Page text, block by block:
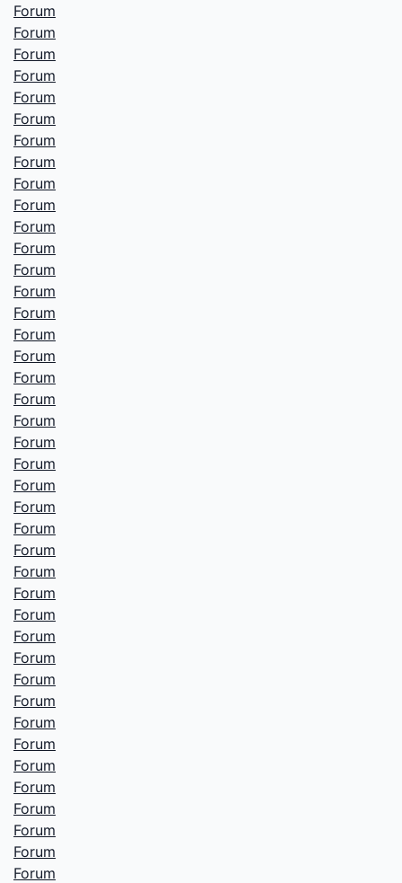
Forum
Forum
Forum
Forum
Forum
Forum
Forum
Forum
Forum
Forum
Forum
Forum
Forum
Forum
Forum
Forum
Forum
Forum
Forum
Forum
Forum
Forum
Forum
Forum
Forum
Forum
Forum
Forum
Forum
Forum
Forum
Forum
Forum
Forum
Forum
Forum
Forum
Forum
Forum
Forum
Forum